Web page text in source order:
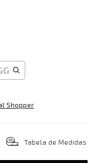
Shopper
Tabela de Medidas